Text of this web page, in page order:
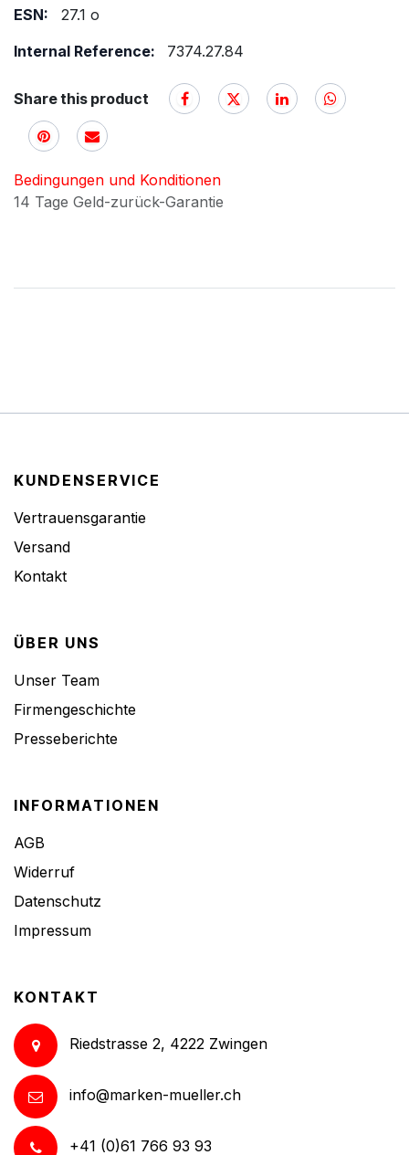
ESN:
27.1 o
Internal Reference:
7374.27.84
Share this product
Bedingungen und Konditionen
14 Tage Geld-zurück-Garantie
KUNDENSERVICE
Vertrauensgarantie
Versand
Kontakt
ÜBER UNS
Unser Team
Firmengeschichte
Presseberichte
INFORMATIONEN
AGB
Widerruf
Datenschutz
Impressum
KONTAKT
Riedstrasse 2, 4222 Zwingen
info@marken-mueller.ch
+41 (0)61 766 93 93